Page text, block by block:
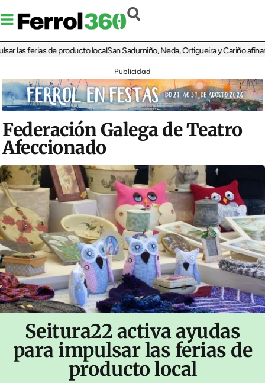
ferias de producto localSan Sadurniño, Neda, Ortigueira y Cariño afinan
Publicidad
Federación Galega de Teatro
Afeccionado
Seitura22 activa ayudas
para impulsar las ferias de
producto local